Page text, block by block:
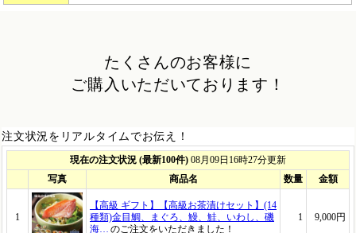
たくさんのお客様に
ご購入いただいております！
注文状況をリアルタイムでお伝え！